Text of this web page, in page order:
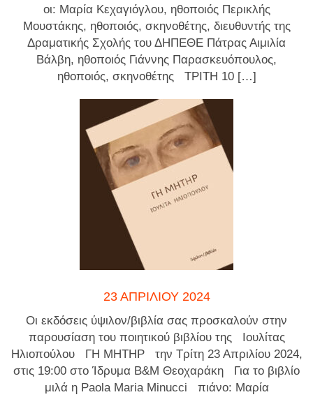
οι: Μαρία Κεχαγιόγλου, ηθοποιός Περικλής
Μουστάκης, ηθοποιός, σκηνοθέτης, διευθυντής της
Δραματικής Σχολής του ΔΗΠΕΘΕ Πάτρας Αιμιλία
Βάλβη, ηθοποιός Γιάννης Παρασκευόπουλος,
ηθοποιός, σκηνοθέτης ΤΡΙΤΗ 10 […]
23 ΑΠΡΙΛΊΟΥ 2024
Οι εκδόσεις ύψιλον/βιβλία σας προσκαλούν στην
παρουσίαση του ποιητικού βιβλίου της Ιουλίτας
Ηλιοπούλου ΓΗ ΜΗΤΗΡ την Τρίτη 23 Απριλίου 2024,
στις 19:00 στο Ίδρυμα Β&Μ Θεοχαράκη Για το βιβλίο
μιλά η Paola Maria Minucci πιάνο: Μαρία